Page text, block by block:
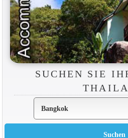
SUCHEN SIE